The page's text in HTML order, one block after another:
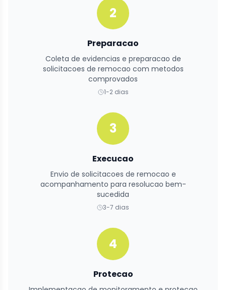
2
Preparacao
Coleta de evidencias e preparacao de
solicitacoes de remocao com metodos
comprovados
1-2 dias
3
Execucao
Envio de solicitacoes de remocao e
acompanhamento para resolucao bem-
sucedida
3-7 dias
4
Protecao